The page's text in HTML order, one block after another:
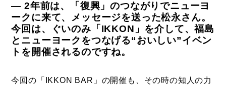
― 2年前は、「復興」のつながりでニューヨ
ークに来て、メッセージを送った松永さん。
今回は、ぐいのみ「IKKON」を介して、福島
とニューヨークをつなげる“おいしい”イベン
トを開催されるのですね。
今回の「IKKON BAR」の開催も、その時の知人の力